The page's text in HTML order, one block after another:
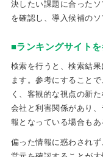
決したい課題に合った
を確認し、導入候補の
■ランキングサイト
検索を行うと、検索結
ます。参考にすること
く、客観的な視点の新
会社と利害関係があり
報となっている場合もあ
偏った情報に惑わされ